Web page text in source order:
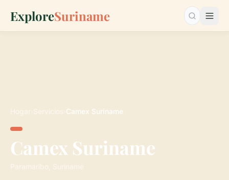
ExploreSuriname Buscar…
Hogar Servicios Camex Suriname
Camex Suriname
Paramaribo, Suriname